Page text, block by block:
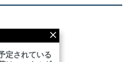
定されている